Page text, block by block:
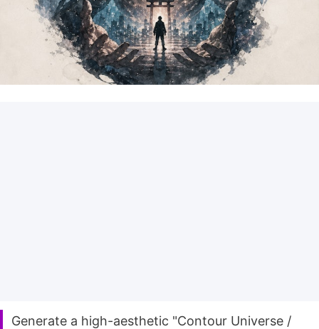
Generate a high-aesthetic "Contour Universe /